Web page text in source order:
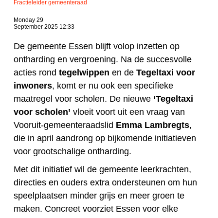
Fractieleider gemeenteraad
Monday 29
September 2025 12:33
De gemeente Essen blijft volop inzetten op
ontharding en vergroening. Na de succesvolle
acties rond tegelwippen en de Tegeltaxi voor
inwoners, komt er nu ook een specifieke
maatregel voor scholen. De nieuwe ‘Tegeltaxi
voor scholen’ vloeit voort uit een vraag van
Vooruit-gemeenteraadslid Emma Lambregts,
die in april aandrong op bijkomende initiatieven
voor grootschalige ontharding.
Met dit initiatief wil de gemeente leerkrachten,
directies en ouders extra ondersteunen om hun
speelplaatsen minder grijs en meer groen te
maken. Concreet voorziet Essen voor elke